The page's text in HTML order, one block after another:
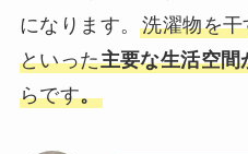
になります。洗濯物を
といった主要な生活空間
らです。